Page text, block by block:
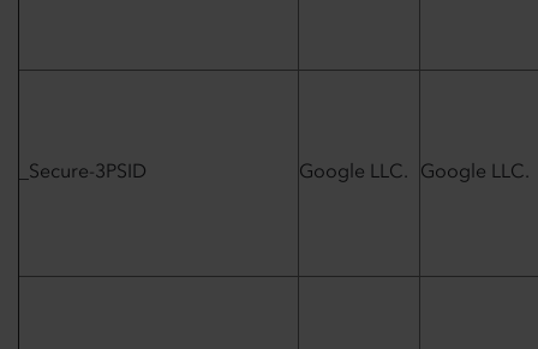
_Secure-3PSID Google LLC. Google LLC.